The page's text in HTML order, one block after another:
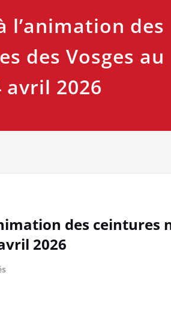
l’animation des
des Vosges au
avril 2026
des ceintures
2026